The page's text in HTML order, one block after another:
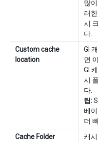
많
러
시
다.
Custom cache
location
GI
면
GI
시
다.
팁:
베
더
Cache Folder
캐